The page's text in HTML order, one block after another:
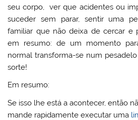
seu corpo, ver que acidentes ou
suceder sem parar, sentir uma
familiar que não deixa de cercar e
em resumo: de um momento
normal transforma-se num
sorte!
Em resumo:
Se isso lhe está a acontecer, então
mande rapidamente executar uma